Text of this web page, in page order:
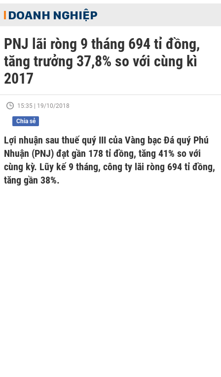
DOANH NGHIỆP
PNJ lãi ròng 9 tháng 694 tỉ đồng,
tăng trưởng 37,8% so với cùng kì
2017
15:35 | 19/10/2018
Chia sẻ
Lợi nhuận sau thuế quý III của Vàng bạc Đá quý Phú
Nhuận (PNJ) đạt gần 178 tỉ đồng, tăng 41% so với
cùng kỳ. Lũy kế 9 tháng, công ty lãi ròng 694 tỉ đồng,
tăng gần 38%.